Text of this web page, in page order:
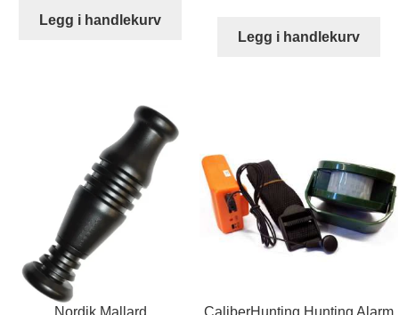
Legg i handlekurv
Legg i handlekurv